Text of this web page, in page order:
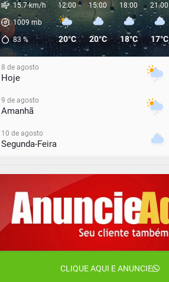
15.7 km/h
1009 mb
83%
12:00
20°C
15:00
20°C
18:00
18°C
21:00
17°C
8 de agosto
Hoje
9 de agosto
Amanhã
10 de agosto
Segunda-Feira
Terça-Feira
12 de agosto
Quarta-Feira
13 de agosto
CLIQUE AQUI E ANUNCIE